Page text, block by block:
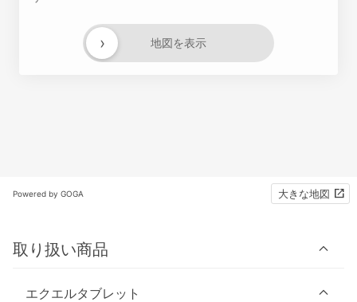
地図を表示
›
Powered by GOGA 大きな地図
取り扱い商品
エクエルタブレット